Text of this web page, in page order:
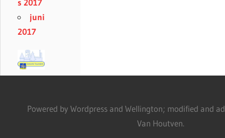
s 2017
juni
2017
Powered by Wordpress and Wellington; modified and
Van Houtven.